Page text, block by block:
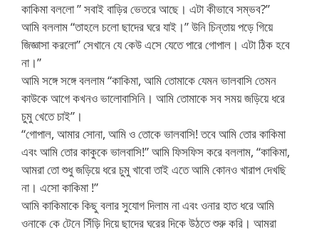
কাকিমা বললো ” সবাই বাড়ির ভেতরে আছে। এটা কীভাবে সম্ভব?”
আমি বললাম “তাহলে চলো ছাদের ঘরে যাই।” উনি চিন্তায় পড়ে গিয়ে
জিজ্ঞাসা করলো” সেখানে যে কেউ এসে যেতে পারে গোপাল। এটা ঠিক হবে
না।”
আমি সঙ্গে সঙ্গে বললাম “কাকিমা, আমি তোমাকে যেমন ভালবাসি তেমন
কাউকে আগে কখনও ভালোবাসিনি। আমি তোমাকে সব সময় জড়িয়ে ধরে
চুমু খেতে চাই”।
“গোপাল, আমার সোনা, আমি ও তোকে ভালবাসি! তবে আমি তোর কাকিমা
এবং আমি তোর কাকুকে ভালবাসি!” আমি ফিসফিস করে বললাম, “কাকিমা,
আমরা তো শুধু জড়িয়ে ধরে চুমু খাবো তাই এতে আমি কোনও খারাপ দেখছি
না। এসো কাকিমা !”
আমি কাকিমাকে কিছু বলার সুযোগ দিলাম না এবং ওনার হাত ধরে আমি
ওনাকে কে টেনে সিঁড়ি দিয়ে ছাদের ঘরের দিকে উঠতে শুরু করি। আমরা